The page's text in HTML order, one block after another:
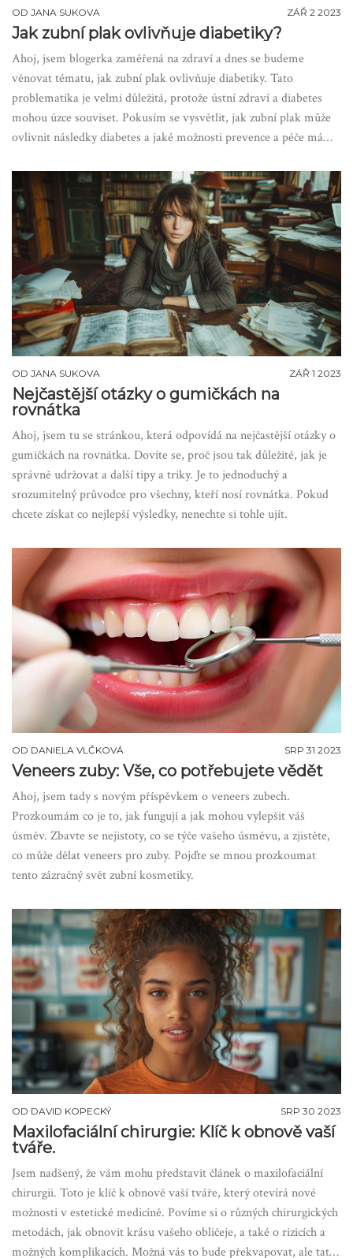
OD JANA SUKOVA ZÁŘ 2 2023
Jak zubní plak ovlivňuje diabetiky?
Ahoj, jsem blogerka zaměřená na zdraví a dnes se budeme
věnovat tématu, jak zubní plak ovlivňuje diabetiky. Tato
problematika je velmi důležitá, protože ústní zdraví a diabetes
mohou úzce souviset. Pokusím se vysvětlit, jak zubní plak může
ovlivnit následky diabetes a jaké možnosti prevence a péče máme
se chtějí dozvědět více o ústní hygieně a jak se správně starat o
své zuby a dásně.
OD JANA SUKOVA ZÁŘ 1 2023
Nejčastější otázky o gumičkách na
rovnátka
Ahoj, jsem tu se stránkou, která odpovídá na nejčastější otázky o
gumičkách na rovnátka. Dovíte se, proč jsou tak důležité, jak je
správně udržovat a další tipy a triky. Je to jednoduchý a
srozumitelný průvodce pro všechny, kteří nosí rovnátka. Pokud
chcete získat co nejlepší výsledky, nenechte si tohle ujít.
OD DANIELA VLČKOVÁ SRP 31 2023
Veneers zuby: Vše, co potřebujete vědět
Ahoj, jsem tady s novým příspěvkem o veneers zubech.
Prozkoumám co je to, jak fungují a jak mohou vylepšit váš
úsměv. Zbavte se nejistoty, co se týče vašeho úsměvu, a zjistěte,
co může dělat veneers pro zuby. Pojďte se mnou prozkoumat
tento zázračný svět zubní kosmetiky.
OD DAVID KOPECKÝ SRP 30 2023
Maxilofaciální chirurgie: Klíč k obnově vaší
tváře.
Jsem nadšený, že vám mohu představit článek o maxilofaciální
chirurgii. Toto je klíč k obnově vaší tváře, který otevírá nové
možnosti v estetické medicíně. Povíme si o různých chirurgických
metodách, jak obnovit krásu vašeho obličeje, a také o rizicích a
možných komplikacích. Možná vás to bude překvapovat, ale tato